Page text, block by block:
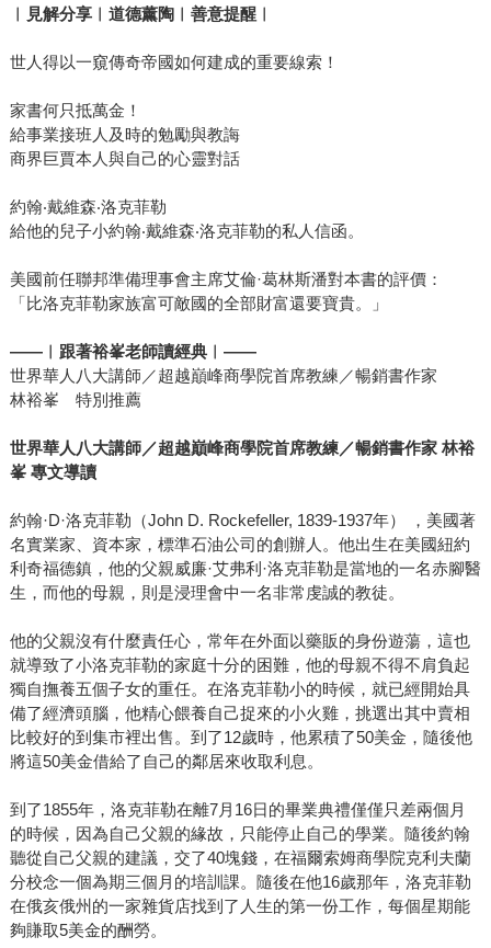
︱見解分享︱道德薰陶︱善意提醒︱
世人得以一窺傳奇帝國如何建成的重要線索！
家書何只抵萬金！
給事業接班人及時的勉勵與教誨
商界巨賈本人與自己的心靈對話
約翰‧戴維森‧洛克菲勒
給他的兒子小約翰‧戴維森‧洛克菲勒的私人信函。
美國前任聯邦準備理事會主席艾倫·葛林斯潘對本書的評價：
「比洛克菲勒家族富可敵國的全部財富還要寶貴。」
——︱跟著裕峯老師讀經典︱ ——
世界華人八大講師／超越巔峰商學院首席教練／暢銷書作家
林裕峯 特別推薦
世界華人八大講師／超越巔峰商學院首席教練／暢銷書作家 林裕
峯 專文導讀
約翰·D·洛克菲勒（John D. Rockefeller, 1839-1937年） ，美國著
名實業家、資本家，標準石油公司的創辦人。他出生在美國紐約
利奇福德鎮，他的父親威廉·艾弗利·洛克菲勒是當地的一名赤腳醫
生，而他的母親，則是浸理會中一名非常虔誠的教徒。
他的父親沒有什麼責任心，常年在外面以藥販的身份遊蕩，這也
就導致了小洛克菲勒的家庭十分的困難，他的母親不得不肩負起
獨自撫養五個子女的重任。在洛克菲勒小的時候，就已經開始具
備了經濟頭腦，他精心餵養自己捉來的小火雞，挑選出其中賣相
比較好的到集市裡出售。到了12歲時，他累積了50美金，隨後他
將這50美金借給了自己的鄰居來收取利息。
到了1855年，洛克菲勒在離7月16日的畢業典禮僅僅只差兩個月
的時候，因為自己父親的緣故，只能停止自己的學業。隨後約翰
聽從自己父親的建議，交了40塊錢，在福爾索姆商學院克利夫蘭
分校念一個為期三個月的培訓課。隨後在他16歲那年，洛克菲勒
在俄亥俄州的一家雜貨店找到了人生的第一份工作，每個星期能
夠賺取5美金的酬勞。